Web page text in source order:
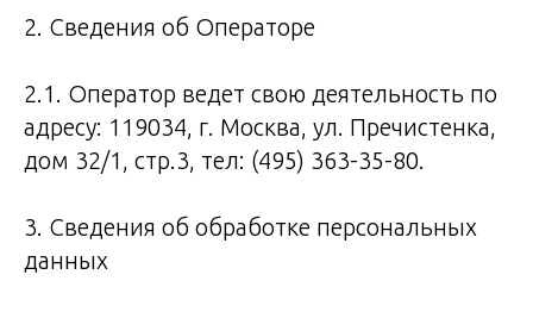
2. Сведения об Операторе
2.1. Оператор ведет свою деятельность по
адресу: 119034, г. Москва, ул. Пречистенка,
дом 32/1, стр.3, тел: (495) 363-35-80.
3. Сведения об обработке персональных
данных